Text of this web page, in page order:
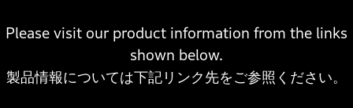
Please visit our product information from the links
shown below.
製品情報については下記リンク先をご参照ください。